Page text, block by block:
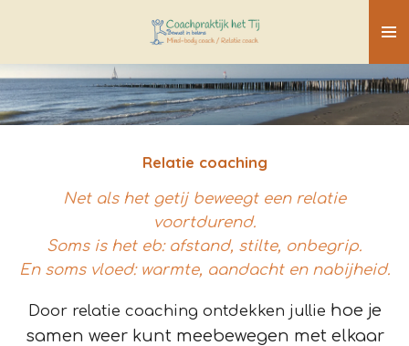
de
hoofdinhoud
Relatie coaching
Net als het getij beweegt een relatie
voortdurend.
Soms is het eb: afstand, stilte, onbegrip.
En soms vloed: warmte, aandacht en nabijheid.
Door relatie coaching ontdekken jullie hoe je
samen weer kunt meebewegen met elkaar